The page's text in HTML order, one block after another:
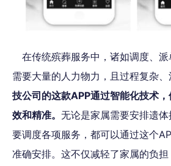
在传统殡葬服务中，诸如调度、
需要大量的人力物力，且过程复杂、
技公司的这款APP通过智能化技术
效和精准。 无论是家属需要安排遗
要调度各项服务，都可以通过这个
准确安排。这不仅减轻了家属的负